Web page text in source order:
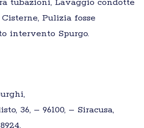
tubazioni, Lavaggio condotte
Pulizia fosse
intervento Spurgo.
36, – 96100, – Siracusa,